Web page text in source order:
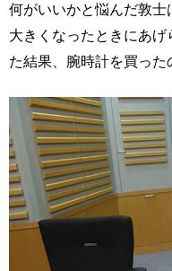
何がいいかと悩んだ敦
大きくなったときにあ
た結果、腕時計を買った